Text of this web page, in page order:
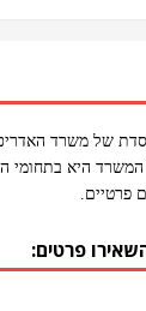
של משרד
היא בתחומי
פרטיים.
פרטים: